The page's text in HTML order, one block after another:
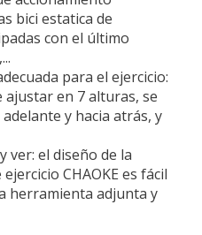
bici estatica de
con el último
para el ejercicio:
ajustar en 7 alturas, se
y hacia atrás, y
ver: el diseño de la
CHAOKE es fácil
herramienta adjunta y